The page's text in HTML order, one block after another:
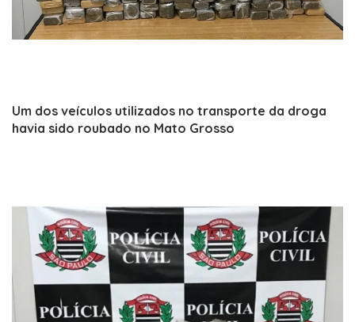
Um dos veículos utilizados no transporte da droga
havia sido roubado no Mato Grosso